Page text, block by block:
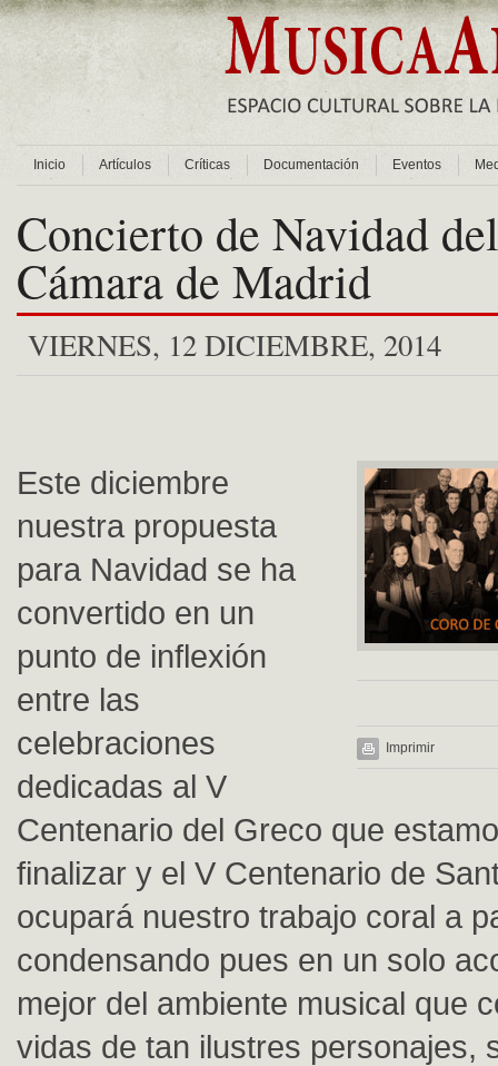
Inicio Artículos Críticas Documentación Eventos
Concierto de Navidad
Cámara de Madrid
VIERNES, 12 DICIEMBRE, 2014
Imprimir
Este diciembre
nuestra propuesta
para Navidad se ha
convertido en un
punto de inflexión
entre las
celebraciones
dedicadas al V
Centenario del Greco que
finalizar y el V Centenario de
ocupará nuestro trabajo coral a
condensando pues en un solo
mejor del ambiente musical que
vidas de tan ilustres personajes,